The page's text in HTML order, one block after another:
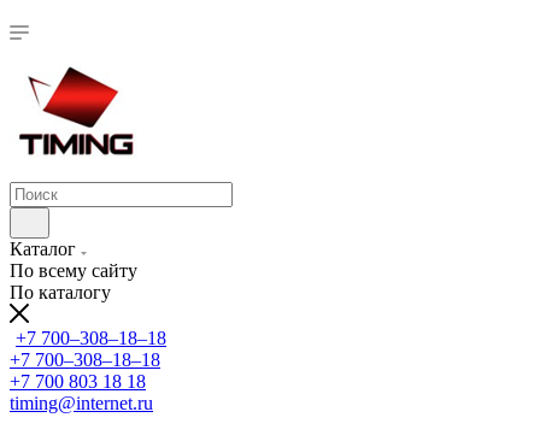
Каталог
По всему сайту
По каталогу
+7 700‒308‒18‒18
+7 700‒308‒18‒18
+7 700 803 18 18
timing@internet.ru